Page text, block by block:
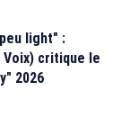
light" :
critique le
2026